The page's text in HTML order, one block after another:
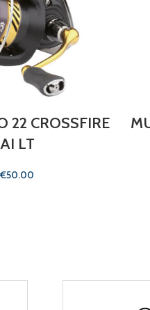
22 CROSSFIRE
AI LT
€